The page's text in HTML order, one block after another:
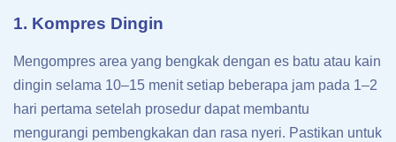
1. Kompres Dingin
Mengompres area yang bengkak dengan es batu atau kain
dingin selama 10–15 menit setiap beberapa jam pada 1–2
hari pertama setelah prosedur dapat membantu
mengurangi pembengkakan dan rasa nyeri. Pastikan untuk